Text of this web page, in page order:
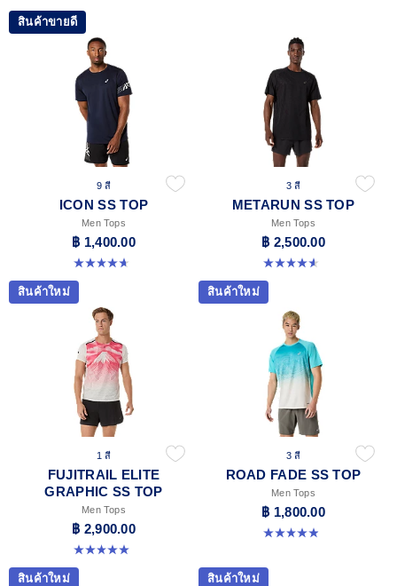
สินค้าขายดี
9 สี
ICON SS TOP
Men Tops
฿ 1,400.00
4.7 จาก 5 ดาว 33 รีวิว
3 สี
METARUN SS TOP
Men Tops
฿ 2,500.00
4.6 จาก 5 ดาว 15 รีวิว
สินค้าใหม่
1 สี
FUJITRAIL ELITE
GRAPHIC SS TOP
Men Tops
฿ 2,900.00
5.0 จาก 5 ดาว 2 รีวิว
สินค้าใหม่
3 สี
ROAD FADE SS TOP
Men Tops
฿ 1,800.00
4.9 จาก 5 ดาว 157 รีวิว
สินค้าใหม่ สินค้าใหม่